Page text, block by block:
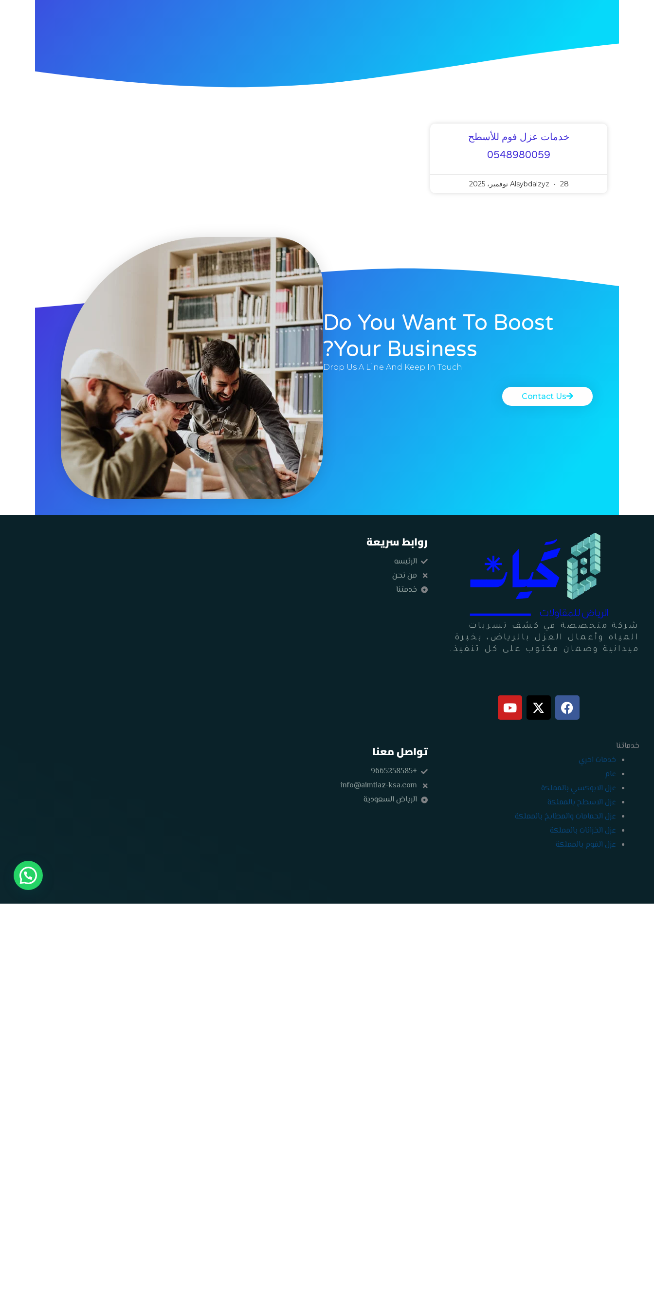
خدمات عزل فوم للأسطح
0548980059
Alsybdalzyz 28 نوفمبر، 2025
Do You Want To Boost
Your Business?
Drop Us A Line And Keep In Touch
Contact Us
شركة متخصصة في كشف تسربات
المياه وأعمال العزل بالرياض، بخبرة
ميدانية وضمان مكتوب على كل تنفيذ.
F
a
c
k
X
-
t
Y
o
u
روابط سريعة
الرئيسه
من نحن
خدمتنا
خدماتنا
خدمات اخري
عام
عزل الابوكسي بالمملكة
عزل الاسطح بالمملكة
عزل الحمامات والمطابخ بالمملكة
عزل الخزانات بالمملكة
عزل الفوم بالمملكة
تواصل معنا
+9665258585
info@aimtiaz-ksa.com
الرياض السعودية